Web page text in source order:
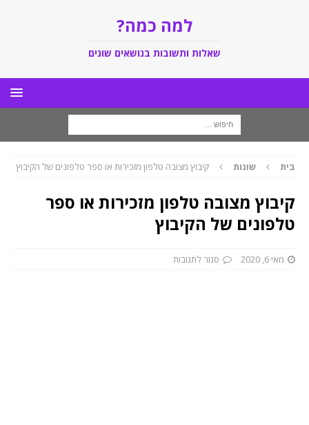
למה כמה?
שאלות ותשובות בנושאים שונים
בית שונות קיבוץ מצובה טלפון מזכירות או ספר טלפונים של הקיבוץ
קיבוץ מצובה טלפון מזכירות או ספר
טלפונים של הקיבוץ
מאי 6, 2020 סגור לתגובות